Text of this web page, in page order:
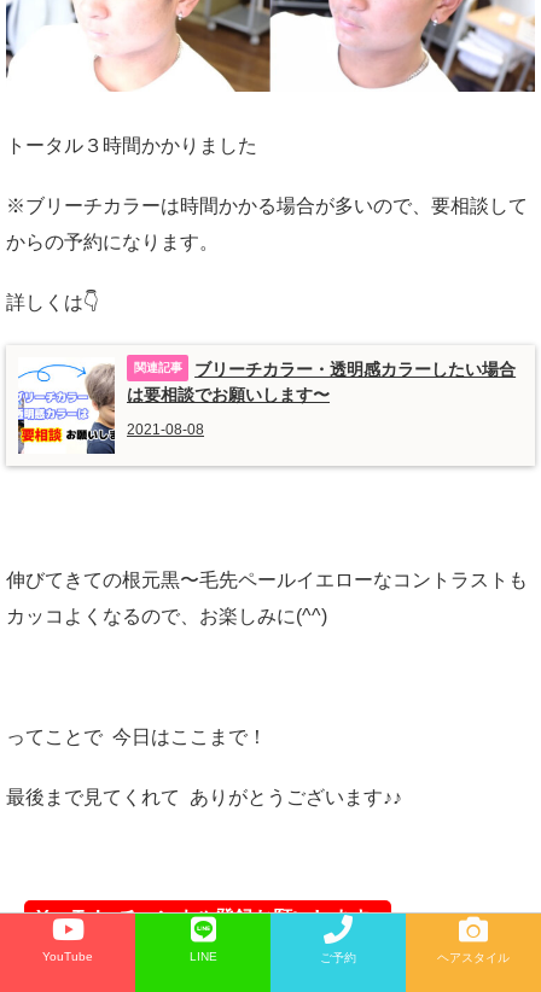
トータル３時間かかりました
※ブリーチカラーは時間かかる場合が多いので、要相談して
からの予約になります。
詳しくは👇
ブリーチカラー・透明感カラーしたい場合
は要相談でお願いします〜
2021-08-08
伸びてきての根元黒〜毛先ペールイエローなコントラストも
カッコよくなるので、お楽しみに(^^)
ってことで 今日はここまで！
最後まで見てくれて ありがとうございます♪♪
YouTubeチャンネル登録お願いします♪
YouTube LINE ご予約 ヘアスタイル